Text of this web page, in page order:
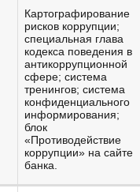
Картографирование
рисков коррупции;
специальная глава
кодекса поведения в
антикоррупционной
сфере; система
тренингов; система
конфиденциального
информирования;
блок
«Противодействие
коррупции» на сайте
банка.